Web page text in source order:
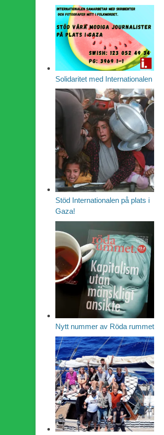
Solidaritet med Internationalen
Stöd Internationalen på plats i
Gaza!
Nytt nummer av Röda rummet